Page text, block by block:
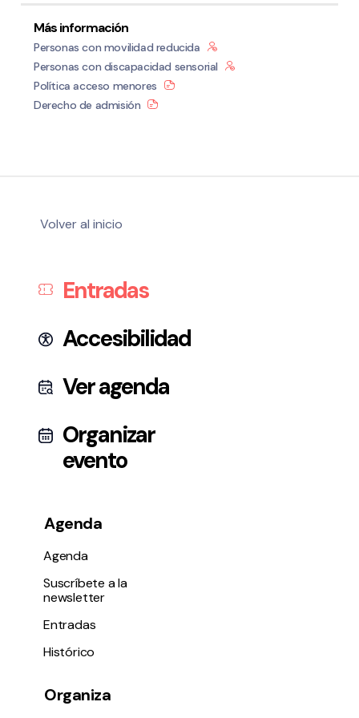
Más información
Personas con movilidad reducida
Personas con discapacidad sensorial
Política acceso menores
Derecho de admisión
Volver al inicio
Entradas
Accesibilidad
Ver agenda
Organizar
evento
Agenda
Agenda
Suscríbete a la
newsletter
Entradas
Histórico
Organiza